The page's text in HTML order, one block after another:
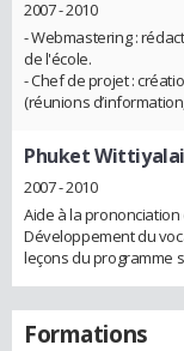
2007 - 2010
- Webmastering :
de l'école.
- Chef de projet :
(réunions
Phuket Wittiyalai
2007 - 2010
Aide à la prononciation
Développement du
leçons du programme
Formations